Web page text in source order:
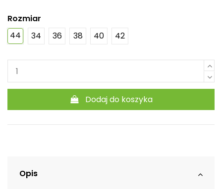
Rozmiar
44
34 36 38 40 42
Dodaj do koszyka
Opis